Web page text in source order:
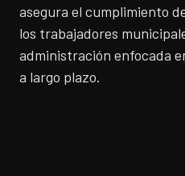
asegura el cumplimiento
los trabajadores
administración enfocada
a largo plazo.